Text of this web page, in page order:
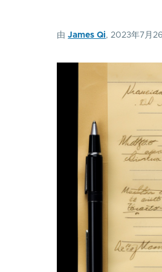
由James Qi, 2023年7月